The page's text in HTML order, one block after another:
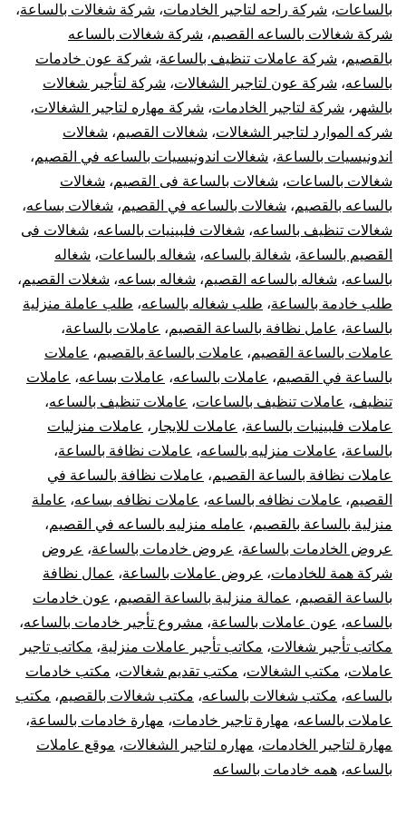
بالساعات، شركة راحه لتاجير الخادمات، شركة شغالات بالساعة،
شركة شغالات بالساعه القصيم، شركة شغالات بالساعه
بالقصيم، شركة عاملات تنظيف بالساعة، شركة عون خادمات
بالساعه، شركة عون لتاجير الشغالات، شركة لتأجير شغالات
بالشهر ، شركة لتاجير الخادمات، شركة مهاره لتاجير الشغالات،
شركه الموارد لتاجير الشغالات، شغالات القصيم، شغالات
اندونيسيات بالساعة، شغالات اندونيسيات بالساعه في القصيم،
شغالات بالساعات، شغالات بالساعة فى القصيم، شغالات
بالساعه بالقصيم، شغالات بالساعه في القصيم، شغالات بساعه،
شغالات تنظيف بالساعه، شغالات فلبينيات بالساعه، شغالات فى
القصيم بالساعة، شغالة بالساعه، شغاله بالساعات، شغاله
بالساعه، شغاله بالساعه القصيم، شغاله بساعه، شغلات القصيم،
طلب خادمة بالساعة، طلب شغاله بالساعه، طلب عاملة منزلية
بالساعة، عامل نظافة بالساعة القصيم، عاملات بالساعة،
عاملات بالساعة القصيم، عاملات بالساعة بالقصيم، عاملات
بالساعة في القصيم، عاملات بالساعه، عاملات بساعه، عاملات
تنظيف، عاملات تنظيف بالساعات، عاملات تنظيف بالساعه،
عاملات فلبينيات بالساعة، عاملات للايجار ، عاملات منزليات
بالساعة، عاملات منزليه بالساعه، عاملات نظافة بالساعة،
عاملات نظافة بالساعة القصيم، عاملات نظافة بالساعة في
القصيم، عاملات نظافه بالساعه، عاملات نظافه بساعه، عاملة
منزلية بالساعة بالقصيم، عامله منزليه بالساعه في القصيم،
عروض الخادمات بالساعة، عروض خادمات بالساعة، عروض
شركة همة للخادمات، عروض عاملات بالساعة، عمال نظافة
بالساعة القصيم، عمالة منزلية بالساعة القصيم، عون خادمات
بالساعه، عون عاملات بالساعة، مشروع تأجير خادمات بالساعه،
مكاتب تأجير شغالات، مكاتب تأجير عاملات منزلية، مكاتب تاجير
عاملات، مكتب الشغالات، مكتب تقديم شغالات، مكتب خادمات
بالساعه، مكتب شغالات بالساعه، مكتب شغالات بالقصيم، مكتب
عاملات بالساعه، مهارة تاجير خادمات، مهارة خادمات بالساعة،
مهارة لتاجير الخادمات، مهاره لتاجير الشغالات، موقع عاملات
بالساعه، همه خادمات بالساعه